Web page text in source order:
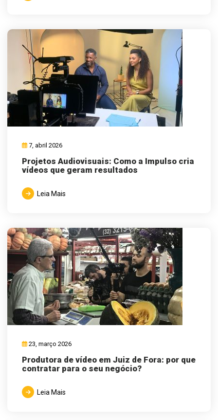
7, abril 2026
Projetos Audiovisuais: Como a Impulso cria
vídeos que geram resultados
Leia Mais
23, março 2026
Produtora de vídeo em Juiz de Fora: por que
contratar para o seu negócio?
Leia Mais